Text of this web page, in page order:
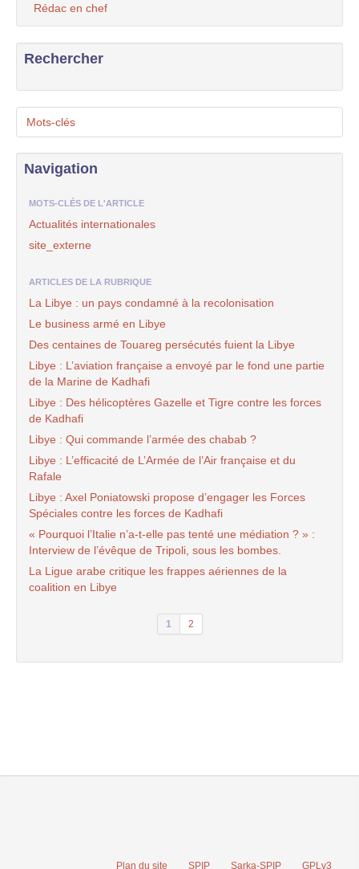
Rédac en chef
Rechercher
Mots-clés
Navigation
MOTS-CLÉS DE L'ARTICLE
Actualités internationales
site_externe
ARTICLES DE LA RUBRIQUE
La Libye : un pays condamné à la recolonisation
Le business armé en Libye
Des centaines de Touareg persécutés fuient la Libye
Libye : L’aviation française a envoyé par le fond une partie
de la Marine de Kadhafi
Libye : Des hélicoptères Gazelle et Tigre contre les forces
de Kadhafi
Libye : Qui commande l’armée des chabab ?
Libye : L’efficacité de L’Armée de l’Air française et du
Rafale
Libye : Axel Poniatowski propose d’engager les Forces
Spéciales contre les forces de Kadhafi
« Pourquoi l’Italie n’a-t-elle pas tenté une médiation ? » :
Interview de l’évêque de Tripoli, sous les bombes.
La Ligue arabe critique les frappes aériennes de la
coalition en Libye
1 2
Plan du site SPIP Sarka-SPIP GPLv3